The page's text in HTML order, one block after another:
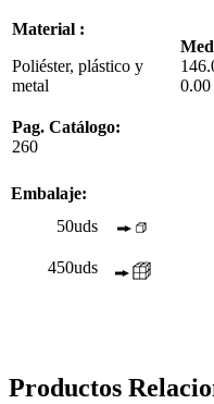
Material :
Poliéster, plástico y
metal
0.00
Pag. Catálogo:
260
Embalaje:
50uds
450uds
Productos